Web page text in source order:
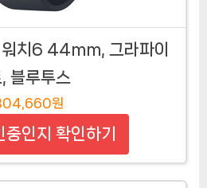
치6 44mm, 그라파이
, 블루투스
원
중인지 확인하기